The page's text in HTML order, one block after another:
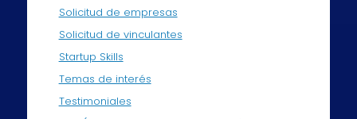
Solicitud de empresas
Solicitud de vinculantes
Startup Skills
Temas de interés
Testimoniales